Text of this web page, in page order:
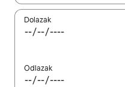
Dolazak
Odlazak